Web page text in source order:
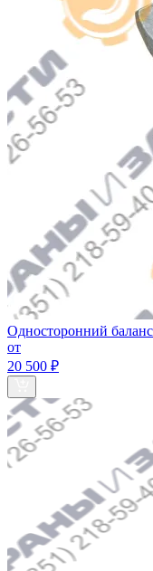
Односторонний
от
20 500 ₽